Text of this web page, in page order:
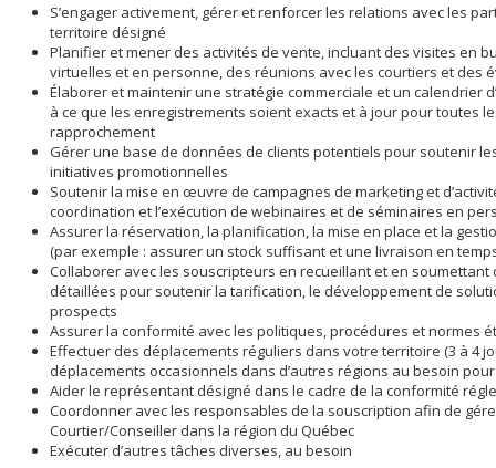
S’engager activement, gérer et renforcer les relations avec les
territoire désigné
Planifier et mener des activités de vente, incluant des visites en
virtuelles et en personne, des réunions avec les courtiers et des
Élaborer et maintenir une stratégie commerciale et un calendrier
à ce que les enregistrements soient exacts et à jour pour toutes
rapprochement
Gérer une base de données de clients potentiels pour soutenir
initiatives promotionnelles
Soutenir la mise en œuvre de campagnes de marketing et
coordination et l’exécution de webinaires et de séminaires en
Assurer la réservation, la planification, la mise en place et la
(par exemple : assurer un stock suffisant et une livraison en
Collaborer avec les souscripteurs en recueillant et en
détaillées pour soutenir la tarification, le développement de
prospects
Assurer la conformité avec les politiques, procédures et normes
Effectuer des déplacements réguliers dans votre territoire (3 à 4
déplacements occasionnels dans d’autres régions au besoin
Aider le représentant désigné dans le cadre de la conformité
Coordonner avec les responsables de la souscription afin de
Courtier/Conseiller dans la région du Québec
Exécuter d’autres tâches diverses, au besoin